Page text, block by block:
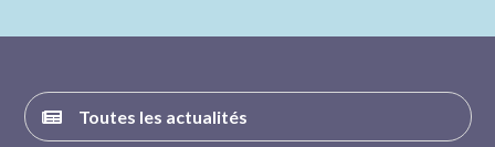
Toutes les actualités